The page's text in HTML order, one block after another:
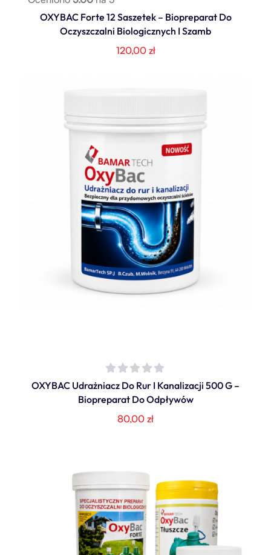
OXYBAC Forte 12 Saszetek – Biopreparat Do
Oczyszczalni Biologicznych I Szamb
120,00 zł
OXYBAC Udrażniacz Do Rur I Kanalizacji 500 G –
Biopreparat Do Odpływów
80,00 zł